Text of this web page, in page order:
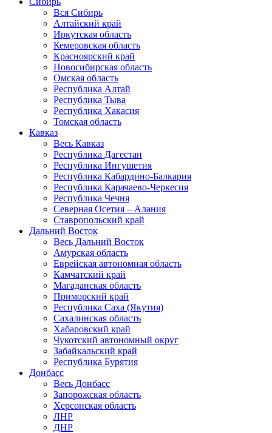
Вся Сибирь
Алтайский край
Иркутская область
Кемеровская область
Красноярский край
Новосибирская область
Омская область
Республика Алтай
Республика Тыва
Республика Хакасия
Томская область
Кавказ
Весь Кавказ
Республика Дагестан
Республика Ингушетия
Республика Кабардино-Балкария
Республика Карачаево-Черкесия
Республика Чечня
Северная Осетия – Алания
Ставропольский край
Дальний Восток
Весь Дальний Восток
Амурская область
Еврейская автономная область
Камчатский край
Магаданская область
Приморский край
Республика Саха (Якутия)
Сахалинская область
Хабаровский край
Чукотский автономный округ
Забайкальский край
Республика Бурятия
Донбасс
Весь Донбасс
Запорожская область
Херсонская область
ЛНР
ДНР